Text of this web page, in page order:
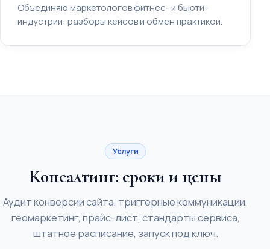
Объединяю маркетологов фитнес- и бьюти-
индустрии: разборы кейсов и обмен практикой.
Услуги
Консалтинг: сроки и цены
Аудит конверсии сайта, триггерные коммуникации,
геомаркетинг, прайс-лист, стандарты сервиса,
штатное расписание, запуск под ключ.